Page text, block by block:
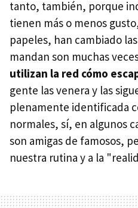
tanto, también, porque
tienen más o menos
papeles, han cambiado
mandan son muchas
utilizan la red cómo
gente las venera y las
plenamente identificada
normales, sí, en algunos
son amigas de famosos,
nuestra rutina y a la